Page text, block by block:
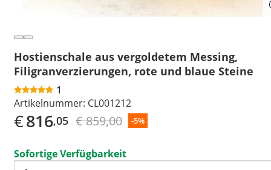
Hostienschale aus vergoldetem Messing,
Filigranverzierungen, rote und blaue Steine
1
Artikelnummer: CL001212
€816,05 € 859,00 -5%
Sofortige Verfügbarkeit